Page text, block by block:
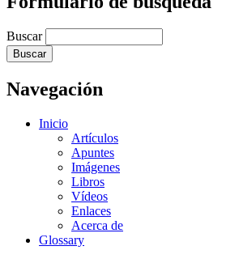
Buscar
Navegación
Inicio
Artículos
Apuntes
Imágenes
Libros
Vídeos
Enlaces
Acerca de
Glossary